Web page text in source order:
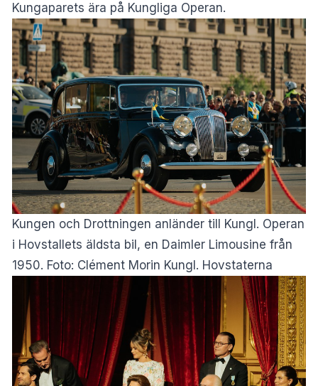
Kungaparets ära på Kungliga Operan.
Kungen och Drottningen anländer till Kungl. Operan
i Hovstallets äldsta bil, en Daimler Limousine från
1950. Foto: Clément Morin Kungl. Hovstaterna